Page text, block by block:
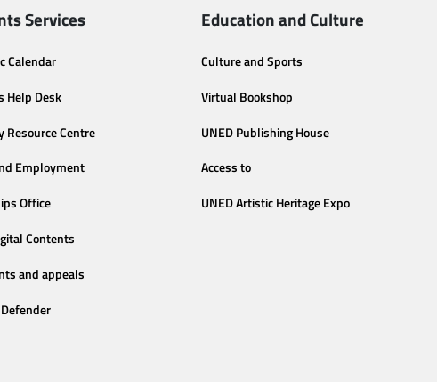
Services
Calendar
Help Desk
Resource Centre
Employment
Office
Contents
and appeals
Education and Culture
Culture and Sports
Virtual Bookshop
UNED Publishing House
Access to
UNED Artistic Heritage Expo